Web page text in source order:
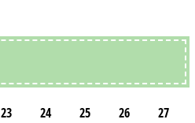
23 24 25 26
27